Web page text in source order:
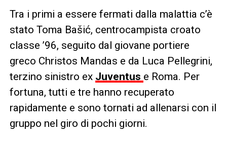
Tra i primi a essere fermati dalla malattia c’è
stato Toma Bašić, centrocampista croato
classe ’96, seguito dal giovane portiere
greco Christos Mandas e da Luca Pellegrini,
terzino sinistro ex Juventus e Roma. Per
fortuna, tutti e tre hanno recuperato
rapidamente e sono tornati ad allenarsi con il
gruppo nel giro di pochi giorni.